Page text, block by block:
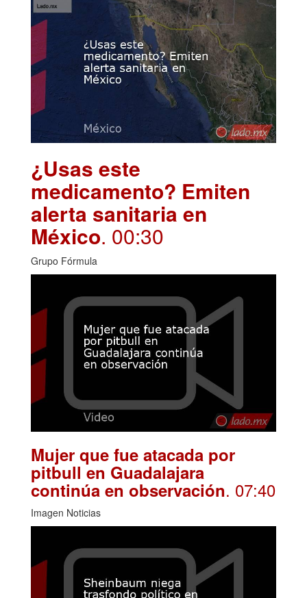
¿Usas este
medicamento? Emiten
alerta sanitaria en
México. 00:30
Grupo Fórmula
Mujer que fue atacada por
pitbull en Guadalajara
continúa en observación. 07:40
Imagen Noticias